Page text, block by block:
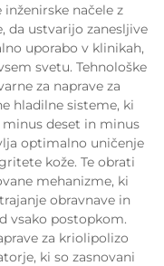
načele z
da ustvarijo zanesljive
uporabo v klinikah,
svetu. Tehnološke
za naprave za
hladilne sisteme, ki
deset in minus
optimalno uničenje
kože. Te obrati
mehanizme, ki
obravnave in
vsako postopkom.
za kriolipolizo
ki so zasnovani